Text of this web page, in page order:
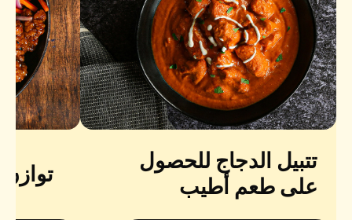
تتبيل الدجاج للحصول
على طعم أطيب
توازن